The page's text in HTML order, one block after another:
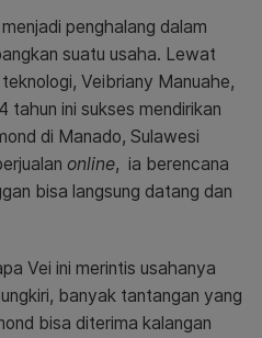
penghalang dalam
suatu usaha. Lewat
Veibriany Manuahe,
tahun ini sukses mendirikan
di Manado, Sulawesi
online, ia berencana
bisa langsung datang dan
Vei ini merintis usahanya
banyak tantangan yang
bisa diterima kalangan